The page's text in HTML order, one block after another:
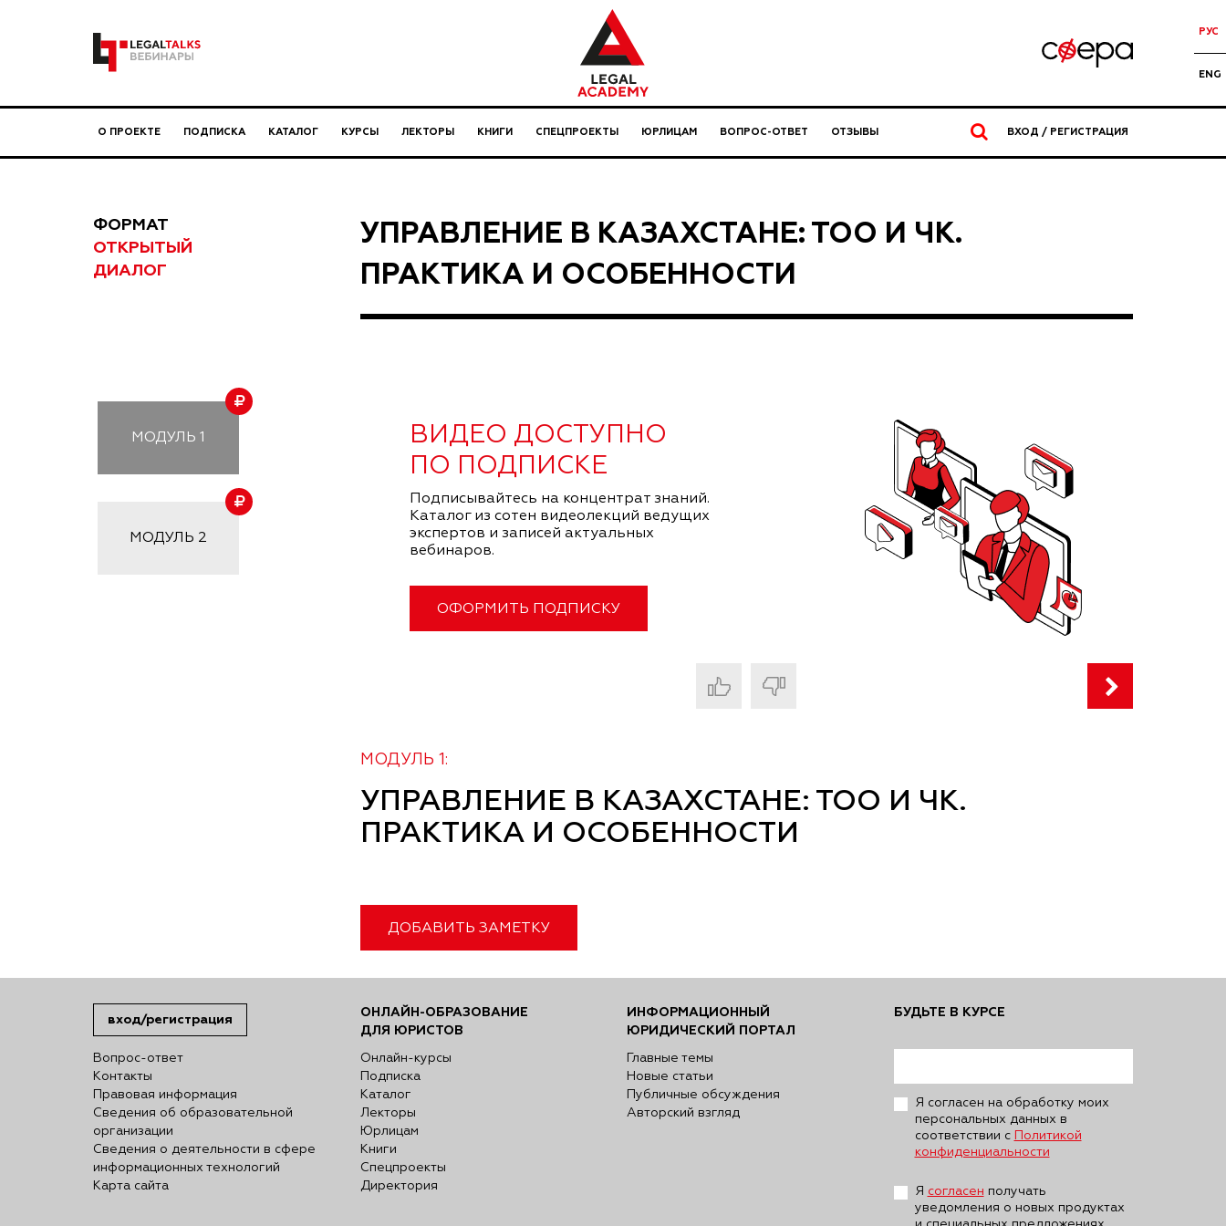
РУС
ENG
О ПРОЕКТЕ ПОДПИСКА КАТАЛОГ КУРСЫ ЛЕКТОРЫ КНИГИ СПЕЦПРОЕКТЫ ЮРЛИЦАМ ВОПРОС-ОТВЕТ ОТЗЫВЫ ВХОД / РЕГИСТРАЦИЯ
ФОРМАТ
ОТКРЫТЫЙ
ДИАЛОГ
УПРАВЛЕНИЕ В КАЗАХСТАНЕ: ТОО И ЧК.
ПРАКТИКА И ОСОБЕННОСТИ
МОДУЛЬ 1
МОДУЛЬ 2
ВИДЕО ДОСТУПНО
ПО ПОДПИСКЕ
Подписывайтесь на концентрат знаний.
Каталог из сотен видеолекций ведущих
экспертов и записей актуальных
вебинаров.
ОФОРМИТЬ ПОДПИСКУ
МОДУЛЬ 1:
УПРАВЛЕНИЕ В КАЗАХСТАНЕ: ТОО И ЧК.
ПРАКТИКА И ОСОБЕННОСТИ
ДОБАВИТЬ ЗАМЕТКУ
вход/регистрация
Вопрос-ответ
Контакты
Правовая информация
Сведения об образовательной
организации
Сведения о деятельности в сфере
информационных технологий
Карта сайта
ОНЛАЙН-ОБРАЗОВАНИЕ
ДЛЯ ЮРИСТОВ
Онлайн-курсы
Подписка
Каталог
Лекторы
Юрлицам
Книги
Спецпроекты
Директория
ИНФОРМАЦИОННЫЙ
ЮРИДИЧЕСКИЙ ПОРТАЛ
Главные темы
Новые статьи
Публичные обсуждения
Авторский взгляд
БУДЬТЕ В КУРСЕ
Я согласен на обработку моих
персональных данных в
соответствии с Политикой
конфиденциальности
Я согласен получать
уведомления о новых продуктах